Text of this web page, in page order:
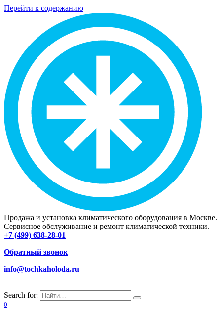
Перейти к содержанию
Продажа и установка климатического оборудования в Москве.
Сервисное обслуживание и ремонт климатической техники.
+7 (499) 638-28-01
Обратный звонок
info@tochkaholoda.ru
Search for:
0